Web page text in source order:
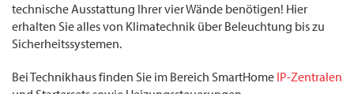
technische Ausstattung Ihrer vier Wände benötigen! Hier
erhalten Sie alles von Klimatechnik über Beleuchtung bis zu
Sicherheitssystemen.
Bei Technikhaus finden Sie im Bereich SmartHome IP-Zentralen